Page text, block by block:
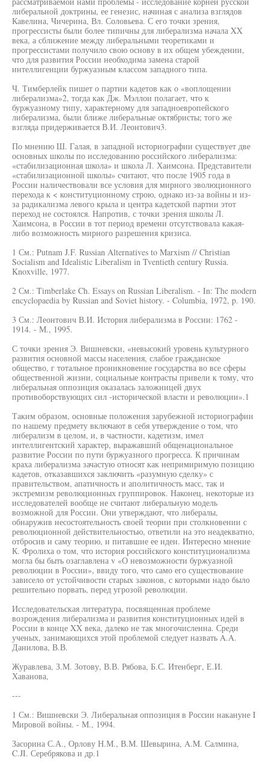
либеральной доктрины, ее генезис, начиная с анализа взглядов
Кавелина, Чичерина, Вл. Соловьева. С его точки зрения,
прогрессисты были более типичны для либерализма начала XX
века, а сближение между либеральными теоретиками и
прогрессистами получило свою основу в их общем убеждении,
что для развития России необходима замена старой
интеллигенции буржуазным классом западного типа.
Ч. Тимберлейк пишет о партии кадетов как о «воплощении
либерализма»2, тогда как Дж. Мэллои полагает, что к
буржуазному типу, характерному для западноевропейского
либерализма, были ближе либеральные октябристы; того же
взгляда придерживается В.И. Леонтович3.
По мнению Ш. Галая, в западной историографии существует две
основных школы по исследованию российского либерализма:
«стабилизационная школа» и школа Л. Хаимсона. Представители
«стабилизационной школы» считают, что после 1905 года в
России наличествовали все условия для мирного эволюционного
перехода к < конституционному строю, однако из-за войны и из-
за радикализма левого крыла и центра кадетской партии этот
переход не состоялся. Напротив, с точки зрения школы Л.
Хаимсона, в России в тот период времени отсутствовала какая-
либо возможность мирного разрешения кризиса.
1 См.: Putnam J.F. Russian Alternatives to Marxism // Christian
Socialism and Idealistic Liberalism in Tventieth century Russia.
Knoxville, 1977.
2 См.: Timberlake Ch. Essays on Russian Liberalism. - In: The modern
encyclopaedia by Russian and Soviet history. - Columbia, 1972, p. 190.
3 См.: Леонтович В.И. История либерализма в России: 1762 -
1914. - М., 1995.
С точки зрения Э. Вишневски, «невысокий уровень культурного
развития основной массы населения, слабое гражданское
общество, г тотальное проникновение государства во все сферы
общественной жизни, социальные контрасты привели к тому, что
либеральная оппозиция оказалась заложницей двух
противоборствующих сил -исторической власти и революции».1
Таким образом, основные положения зарубежной историографии
по нашему предмету включают в себя утверждение о том, что
либерализм в целом, и, в частности, кадетизм, имел
интеллигентский характер, выражавший общенациональное
развитие России по пути буржуазного прогресса. К причинам
краха либерализма зачастую относят как непримиримую позицию
кадетов, отказавшихся заключить «разумную сделку» с
правительством, апатичность и аполитичность масс, так и
экстремизм революционных группировок. Наконец, некоторые из
исследователей вообще не считают либеральную модель
возможной для России. Они утверждают, что либералы,
обнаружив несостоятельность своей теории при столкновении с
революционной действительностью, ответили на это неадекватно,
отбросив и саму теорию, и питавшие ее идеи. Интересно мнение
К. Фролиха о том, что история российского конституционализма
могла бы быть озаглавлена v «О невозможности буржуазной
революции в России», ввиду того, что само его существование
зависело от устойчивости старых законов, с которыми надо было
решительно порвать, перед угрозой революции.
Исследовательская литература, посвященная проблеме
возрождения либерализма и развития конституционных идей в
России в конце XX века, далеко не так многочисленна. Среди
ученых, занимающихся этой проблемой следует назвать A.A.
Данилова, В.В.
Журавлева, З.М. Зотову, В.В. Рябова, Б.С. Итенберг, Е.И.
Хаванова,
---
1 См.: Вишневски Э. Либеральная оппозиция в России накануне I
Мировой войны. - М., 1994.
Засорина С.А., Орлову Н.М., В.М. Шевырина, A.M. Салмина,
C.JI. Серебрякова и др.1